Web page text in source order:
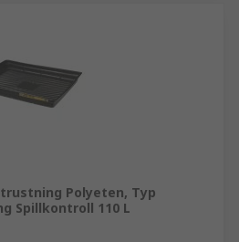
Polyeten, Typ
Spillkontroll 110 L